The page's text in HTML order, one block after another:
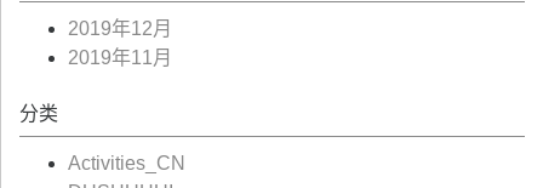
2019年12月
2019年11月
分类
Activities_CN